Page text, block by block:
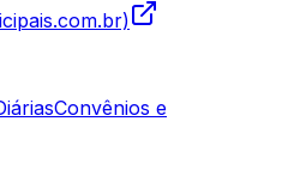
Convênios e